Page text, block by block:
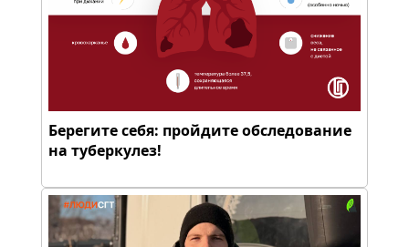
Берегите себя: пройдите обследование
на туберкулез!